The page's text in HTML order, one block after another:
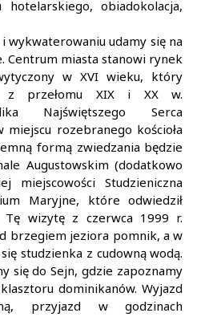
obiadokolacja,
wykwaterowaniu udamy się na
Centrum miasta stanowi rynek
w XVI wieku, który
z przełomu XIX i XX w.
Najświętszego Serca
miejscu rozebranego kościoła
formą zwiedzania będzie
Augustowskim (dodatkowo
miejscowości Studzieniczna
Maryjne, które odwiedził
Tę wizytę z czerwca 1999 r.
brzegiem jeziora pomnik, a w
studzienka z cudowną wodą.
się do Sejn, gdzie zapoznamy
dominikanów. Wyjazd
przyjazd w godzinach